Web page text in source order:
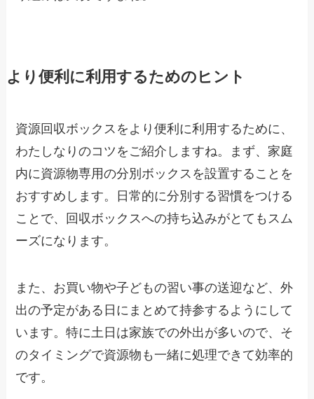
より便利に利用するためのヒント
資源回収ボックスをより便利に利用するために、
わたしなりのコツをご紹介しますね。まず、家庭
内に資源物専用の分別ボックスを設置することを
おすすめします。日常的に分別する習慣をつける
ことで、回収ボックスへの持ち込みがとてもスム
ーズになります。
また、お買い物や子どもの習い事の送迎など、外
出の予定がある日にまとめて持参するようにして
います。特に土日は家族での外出が多いので、そ
のタイミングで資源物も一緒に処理できて効率的
です。